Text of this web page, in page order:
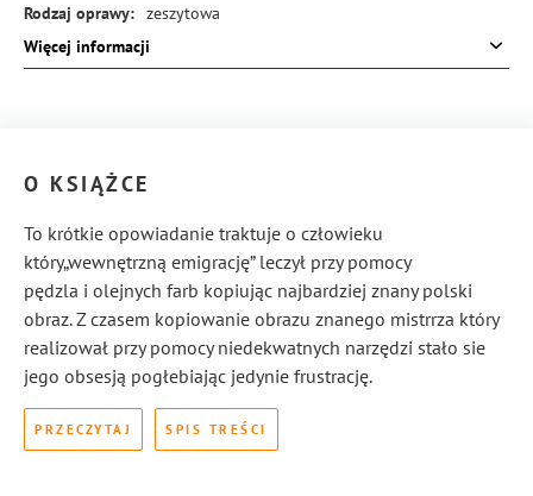
Rodzaj oprawy: zeszytowa
ISBN:
978-83-8273-920-6
Więcej informacji
O KSIĄŻCE
To krótkie opowiadanie traktuje o człowieku
który„wewnętrzną emigrację” leczył przy pomocy
pędzla i olejnych farb kopiując najbardziej znany polski
obraz. Z czasem kopiowanie obrazu znanego mistrrza który
realizował przy pomocy niedekwatnych narzędzi stało sie
jego obsesją pogłebiając jedynie frustrację.
PRZECZYTAJ SPIS TREŚCI